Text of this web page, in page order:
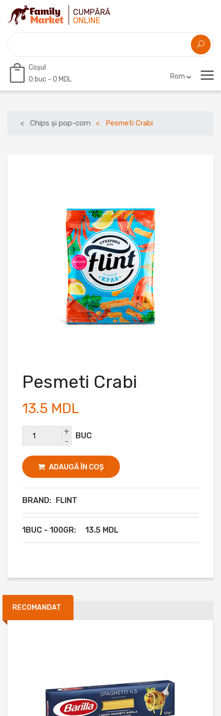
CUMPĂRĂ
ONLINE
Coșul
0 buc - 0 MDL Rom
Chips și pop-corn Pesmeti Crabi
Pesmeti Crabi
13.5 MDL
+
-
BUC
ADAUGĂ ÎN COȘ
BRAND: FLINT
1BUC - 100GR: 13.5 MDL
RECOMANDAT